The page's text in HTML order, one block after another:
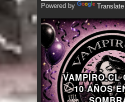
Powered by Translate
VAMPIRO.CL
10 AÑOS